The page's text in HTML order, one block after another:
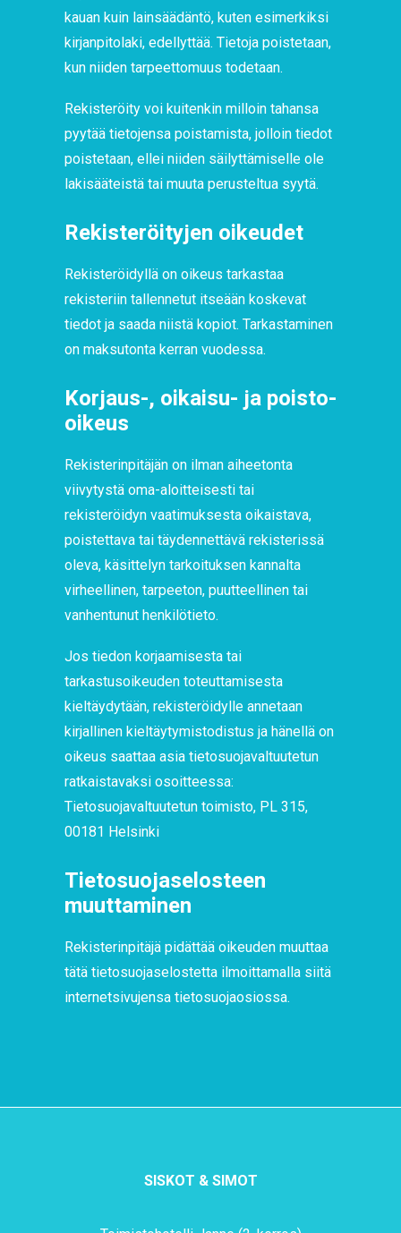
kauan kuin lainsäädäntö, kuten esimerkiksi
kirjanpitolaki, edellyttää. Tietoja poistetaan,
kun niiden tarpeettomuus todetaan.
Rekisteröity voi kuitenkin milloin tahansa
pyytää tietojensa poistamista, jolloin tiedot
poistetaan, ellei niiden säilyttämiselle ole
lakisääteistä tai muuta perusteltua syytä.
Rekisteröityjen oikeudet
Rekisteröidyllä on oikeus tarkastaa
rekisteriin tallennetut itseään koskevat
tiedot ja saada niistä kopiot. Tarkastaminen
on maksutonta kerran vuodessa.
Korjaus-, oikaisu- ja poisto-
oikeus
Rekisterinpitäjän on ilman aiheetonta
viivytystä oma-aloitteisesti tai
rekisteröidyn vaatimuksesta oikaistava,
poistettava tai täydennettävä rekisterissä
oleva, käsittelyn tarkoituksen kannalta
virheellinen, tarpeeton, puutteellinen tai
vanhentunut henkilötieto.
Jos tiedon korjaamisesta tai
tarkastusoikeuden toteuttamisesta
kieltäydytään, rekisteröidylle annetaan
kirjallinen kieltäytymistodistus ja hänellä on
oikeus saattaa asia tietosuojavaltuutetun
ratkaistavaksi osoitteessa:
Tietosuojavaltuutetun toimisto, PL 315,
00181 Helsinki
Tietosuojaselosteen
muuttaminen
Rekisterinpitäjä pidättää oikeuden muuttaa
tätä tietosuojaselostetta ilmoittamalla siitä
internetsivujensa tietosuojaosiossa.
SISKOT & SIMOT